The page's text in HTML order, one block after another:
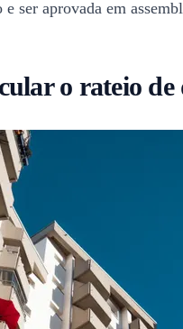
ser aprovada em
o rateio